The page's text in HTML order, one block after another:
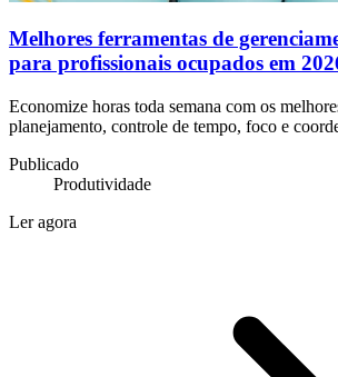
Melhores ferramentas de
para profissionais ocupados em
Economize horas toda semana com os
planejamento, controle de tempo, foco e
Publicado
Produtividade
Ler agora